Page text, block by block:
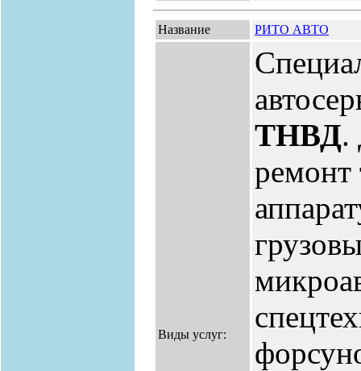
Название РИТО АВТО
Виды услуг:
ТНВД.
ремонт